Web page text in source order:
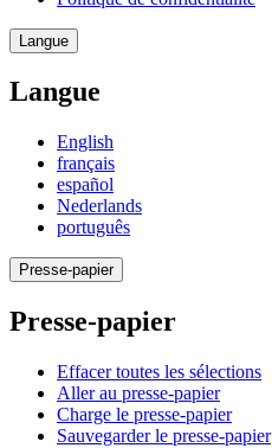
Langue
Langue
English
français
español
Nederlands
português
Presse-papier
Presse-papier
Effacer toutes les sélections
Aller au presse-papier
Charge le presse-papier
Sauvegarder le presse-papier